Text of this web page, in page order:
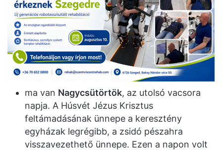
ma van Nagycsütörtök, az utolsó vacsora
napja. A Húsvét Jézus Krisztus
feltámadásának ünnepe a keresztény
egyházak legrégibb, a zsidó pészahra
visszavezethető ünnepe. Ezen a napon volt